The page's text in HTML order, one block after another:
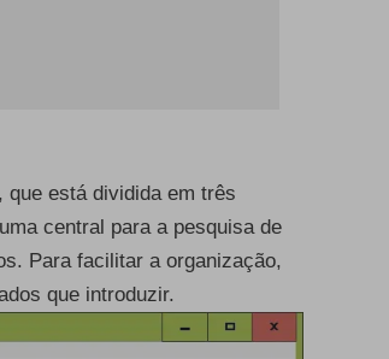
está dividida em três
central para a pesquisa de
Para facilitar a organização,
que introduzir.